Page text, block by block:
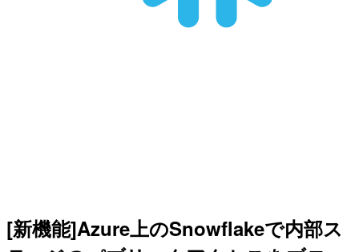
[新機能]Azure上のSnowflakeで内部ス